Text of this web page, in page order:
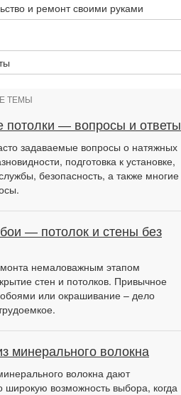
и ремонт своими руками
ТЕМЫ
потолки — вопросы и ответы
задаваемые вопросы о натяжных
подготовка к установке,
безопасность, а также многие
— потолок и стены без
немаловажным этапом
стен и потолков. Привычное
или окрашивание – дело
минерального волокна
волокна дают
широкую возможность выбора, когда